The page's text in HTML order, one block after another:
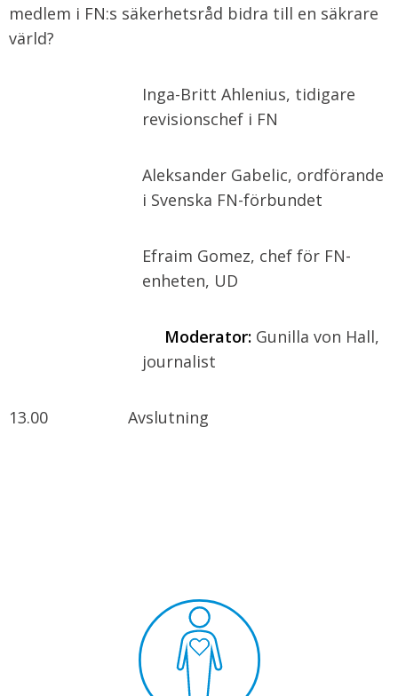
medlem i FN:s säkerhetsråd bidra till en säkrare
värld?
Inga-Britt Ahlenius, tidigare
revisionschef i FN
Aleksander Gabelic, ordförande
i Svenska FN-förbundet
Efraim Gomez, chef för FN-
enheten, UD
Moderator: Gunilla von Hall,
journalist
13.00 Avslutning